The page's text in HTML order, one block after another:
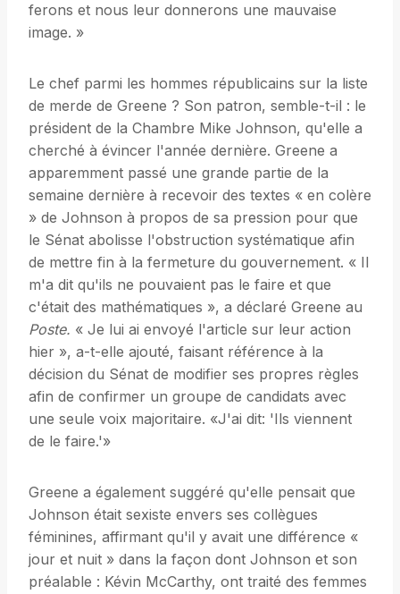
ferons et nous leur donnerons une mauvaise
image. »
Le chef parmi les hommes républicains sur la liste
de merde de Greene ? Son patron, semble-t-il : le
président de la Chambre Mike Johnson, qu'elle a
cherché à évincer l'année dernière. Greene a
apparemment passé une grande partie de la
semaine dernière à recevoir des textes « en colère
» de Johnson à propos de sa pression pour que
le Sénat abolisse l'obstruction systématique afin
de mettre fin à la fermeture du gouvernement. « Il
m'a dit qu'ils ne pouvaient pas le faire et que
c'était des mathématiques », a déclaré Greene au
Poste. « Je lui ai envoyé l'article sur leur action
hier », a-t-elle ajouté, faisant référence à la
décision du Sénat de modifier ses propres règles
afin de confirmer un groupe de candidats avec
une seule voix majoritaire. «J'ai dit: 'Ils viennent
de le faire.'»
Greene a également suggéré qu'elle pensait que
Johnson était sexiste envers ses collègues
féminines, affirmant qu'il y avait une différence «
jour et nuit » dans la façon dont Johnson et son
préalable : Kévin McCarthy, ont traité des femmes